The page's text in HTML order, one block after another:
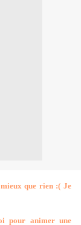
que rien :( Je
pour animer une